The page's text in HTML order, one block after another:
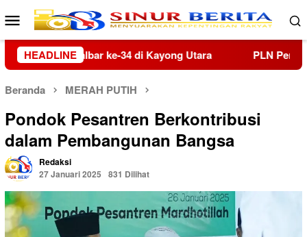
Loncat
ke
konten
Menu
Mobile
HEADLINE
PLN Perkuat Implementasi Budaya Keselamatan Kerja
Beranda MERAH PUTIH
Pondok Pesantren Berkontribusi
dalam Pembangunan Bangsa
Redaksi
27 Januari 2025
831 Dilihat